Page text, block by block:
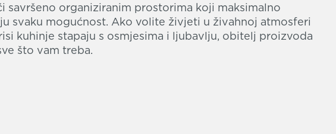
savršeno organiziranim prostorima koji maksimalno
svaku mogućnost. Ako volite živjeti u živahnoj atmosferi
kuhinje stapaju s osmjesima i ljubavlju, obitelj proizvoda
što vam treba.